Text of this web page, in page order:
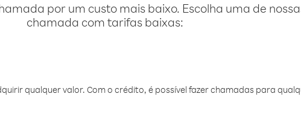
por um custo mais baixo. Escolha uma de
chamada com tarifas baixas:
qualquer valor. Com o crédito, é possível fazer chamadas para